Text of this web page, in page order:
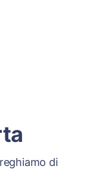
di